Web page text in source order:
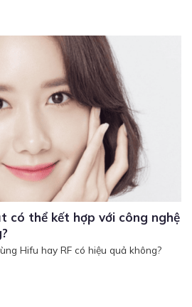
có thể kết hợp với công nghệ
Hifu hay RF có hiệu quả không?